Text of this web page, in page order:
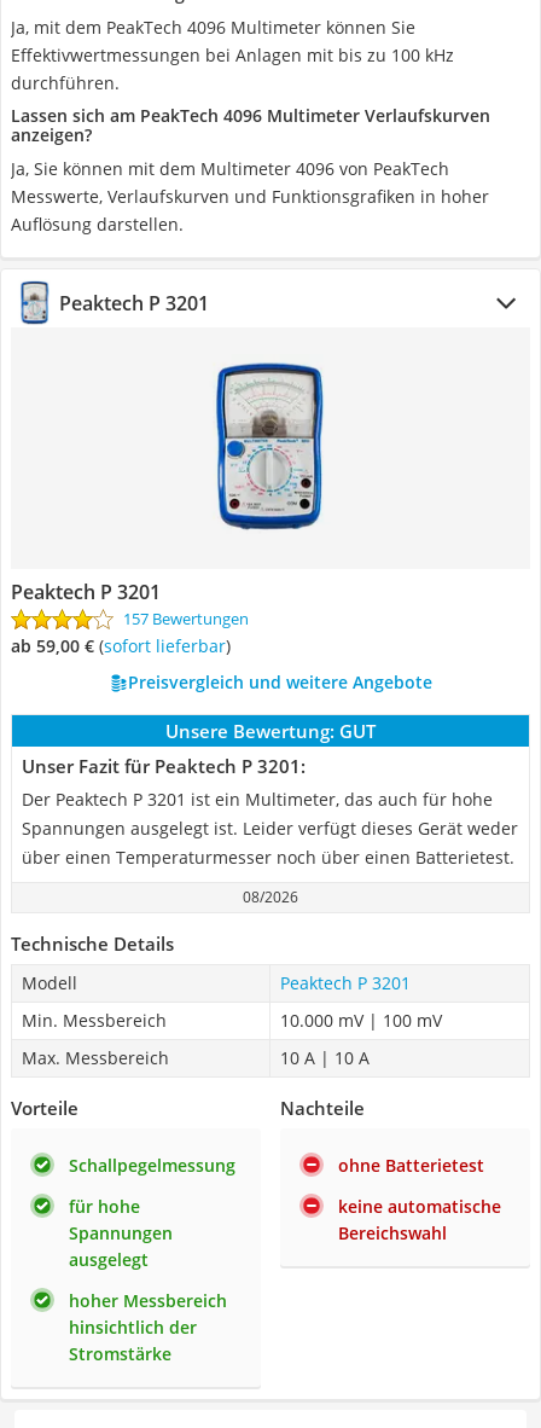
Ja, mit dem PeakTech 4096 Multimeter können Sie
Effektivwertmessungen bei Anlagen mit bis zu 100 kHz
durchführen.
Lassen sich am PeakTech 4096 Multimeter Verlaufskurven
anzeigen?
Ja, Sie können mit dem Multimeter 4096 von PeakTech
Messwerte, Verlaufskurven und Funktionsgrafiken in hoher
Auflösung darstellen.
Peaktech P 3201
Peaktech P 3201
157 Bewertungen
ab 59,00 € ( Sofort lieferbar)
Preisvergleich und weitere Angebote
Unsere Bewertung: GUT
Unser Fazit für Peaktech P 3201:
Der Peaktech P 3201 ist ein Multimeter, das auch für hohe
Spannungen ausgelegt ist. Leider verfügt dieses Gerät weder
über einen Temperaturmesser noch über einen Batterietest.
08/2026
Technische Details
Modell
Peaktech P 3201
Min. Messbereich
10.000 mV | 100 mV
Max. Messbereich
10 A | 10 A
Vorteile
Schallpegelmessung
für hohe
Spannungen
ausgelegt
hoher Messbereich
hinsichtlich der
Stromstärke
Nachteile
ohne Batterietest
keine automatische
Bereichswahl